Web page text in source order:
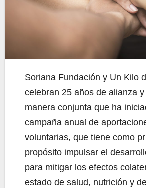
Soriana Fundación y Un Kilo
celebran 25 años de alianza
manera conjunta que ha
campaña anual de
voluntarias, que tiene como
propósito impulsar el
para mitigar los efectos
estado de salud, nutrición y